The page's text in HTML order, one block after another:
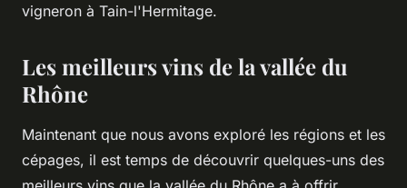
vigneron à Tain-l'Hermitage.
Les meilleurs vins de la vallée du
Rhône
Maintenant que nous avons exploré les régions et les
cépages, il est temps de découvrir quelques-uns des